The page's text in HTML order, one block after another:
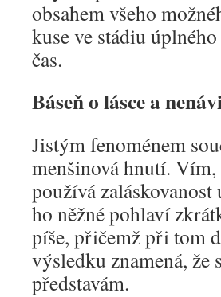
obsahem všeho
kuse ve stádiu
čas.
Báseň o lásce a
Jistým fenoménem
menšinová hnutí.
používá
ho něžné pohlaví
píše, přičemž při tom
výsledku znamená,
představám.